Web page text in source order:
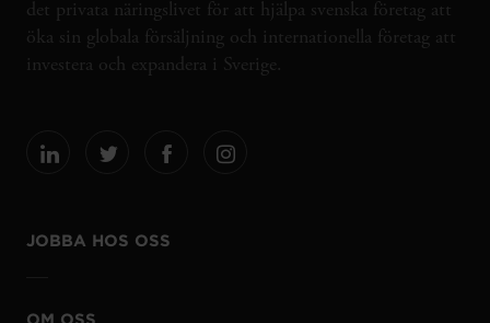
det privata näringslivet för att hjälpa svenska företag att
öka sin globala försäljning och internationella företag att
investera och expandera i Sverige.
JOBBA HOS OSS